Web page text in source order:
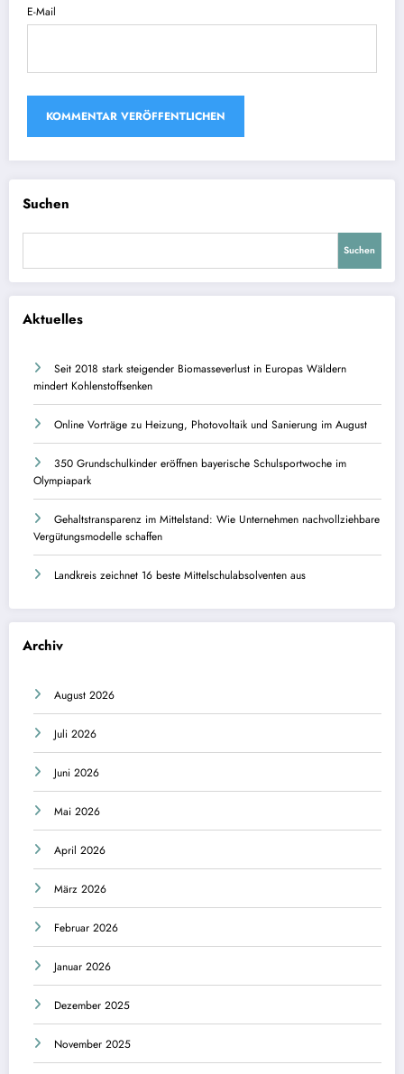
E-Mail
Suchen
Suchen
Aktuelles
Seit 2018 stark steigender Biomasseverlust in Europas Wäldern
mindert Kohlenstoffsenken
Online Vorträge zu Heizung, Photovoltaik und Sanierung im August
350 Grundschulkinder eröffnen bayerische Schulsportwoche im
Olympiapark
Gehaltstransparenz im Mittelstand: Wie Unternehmen nachvollziehbare
Vergütungsmodelle schaffen
Landkreis zeichnet 16 beste Mittelschulabsolventen aus
Archiv
August 2026
Juli 2026
Juni 2026
Mai 2026
April 2026
März 2026
Februar 2026
Januar 2026
Dezember 2025
November 2025